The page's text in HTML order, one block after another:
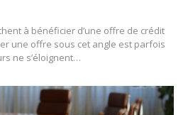
à bénéficier d’une offre de crédit
une offre sous cet angle est parfois
ne s’éloignent…